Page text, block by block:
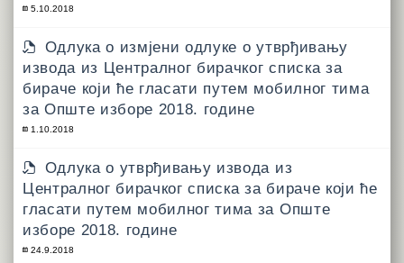
5.10.2018
Одлука о измјени одлуке о утврђивању
извода из Централног бирачког списка за
бираче који ће гласати путем мобилног тима
за Опште изборе 2018. године
1.10.2018
Одлука о утврђивању извода из
Централног бирачког списка за бираче који ће
гласати путем мобилног тима за Опште
изборе 2018. године
24.9.2018